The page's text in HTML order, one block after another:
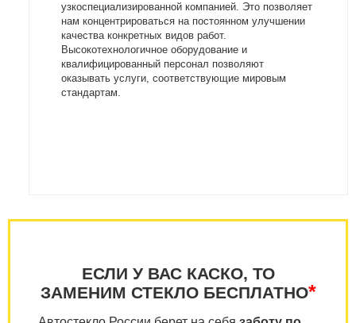
узкоспециализированной компанией. Это позволяет
нам концентрироваться на постоянном улучшении
качества конкретных видов работ.
Высокотехнологичное оборудование и
квалифицированный персонал позволяют
оказывать услуги, соответствующие мировым
стандартам.
ЕСЛИ У ВАС КАСКО, ТО
ЗАМЕНИМ СТЕКЛО БЕСПЛАТНО*